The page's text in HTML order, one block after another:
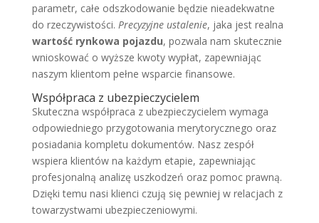
parametr, całe odszkodowanie będzie nieadekwatne
do rzeczywistości. Precyzyjne ustalenie, jaka jest realna
wartość rynkowa pojazdu, pozwala nam skutecznie
wnioskować o wyższe kwoty wypłat, zapewniając
naszym klientom pełne wsparcie finansowe.
Współpraca z ubezpieczycielem
Skuteczna współpraca z ubezpieczycielem wymaga
odpowiedniego przygotowania merytorycznego oraz
posiadania kompletu dokumentów. Nasz zespół
wspiera klientów na każdym etapie, zapewniając
profesjonalną analizę uszkodzeń oraz pomoc prawną.
Dzięki temu nasi klienci czują się pewniej w relacjach z
towarzystwami ubezpieczeniowymi.